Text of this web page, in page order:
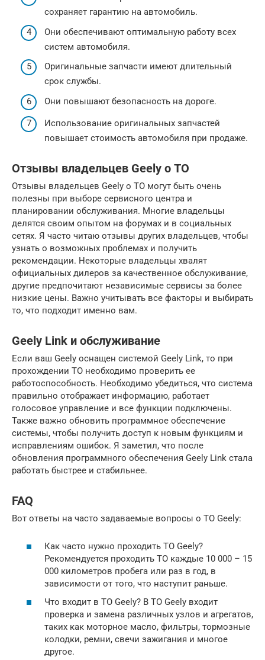
сохраняет гарантию на автомобиль.
Они обеспечивают оптимальную работу всех
систем автомобиля.
Оригинальные запчасти имеют длительный
срок службы.
Они повышают безопасность на дороге.
Использование оригинальных запчастей
повышает стоимость автомобиля при продаже.
Отзывы владельцев Geely о ТО
Отзывы владельцев Geely о ТО могут быть очень
полезны при выборе сервисного центра и
планировании обслуживания. Многие владельцы
делятся своим опытом на форумах и в социальных
сетях. Я часто читаю отзывы других владельцев, чтобы
узнать о возможных проблемах и получить
рекомендации. Некоторые владельцы хвалят
официальных дилеров за качественное обслуживание,
другие предпочитают независимые сервисы за более
низкие цены. Важно учитывать все факторы и выбирать
то, что подходит именно вам.
Geely Link и обслуживание
Если ваш Geely оснащен системой Geely Link, то при
прохождении ТО необходимо проверить ее
работоспособность. Необходимо убедиться, что система
правильно отображает информацию, работает
голосовое управление и все функции подключены.
Также важно обновить программное обеспечение
системы, чтобы получить доступ к новым функциям и
исправлениям ошибок. Я заметил, что после
обновления программного обеспечения Geely Link стала
работать быстрее и стабильнее.
FAQ
Вот ответы на часто задаваемые вопросы о ТО Geely:
Как часто нужно проходить ТО Geely?
Рекомендуется проходить ТО каждые 10 000 – 15
000 километров пробега или раз в год, в
зависимости от того, что наступит раньше.
Что входит в ТО Geely? В ТО Geely входит
проверка и замена различных узлов и агрегатов,
таких как моторное масло, фильтры, тормозные
колодки, ремни, свечи зажигания и многое
другое.